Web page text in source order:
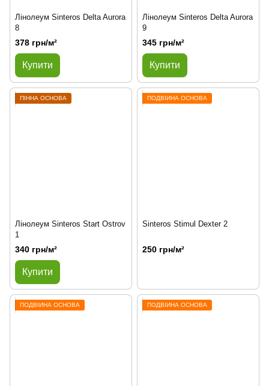
Лінолеум Sinteros Delta Aurora
8
378 грн/м²
Купити
Лінолеум Sinteros Delta Aurora
9
345 грн/м²
Купити
ПІННА ОСНОВА
Лінолеум Sinteros Start Ostrov
1
340 грн/м²
Купити
ПОДВІЙНА ОСНОВА
Sinteros Stimul Dexter 2
250 грн/м²
ПОДВІЙНА ОСНОВА ПОДВІЙНА ОСНОВА